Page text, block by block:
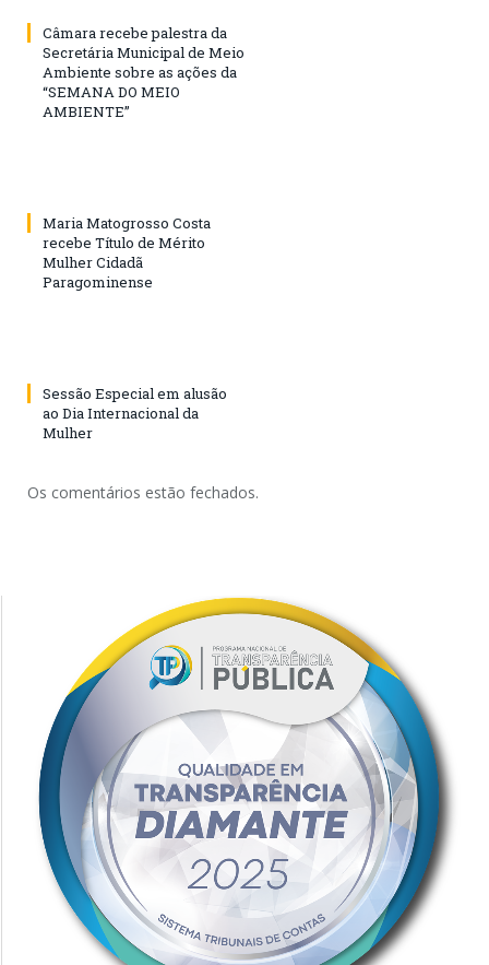
Câmara recebe palestra da
Secretária Municipal de Meio
Ambiente sobre as ações da
“SEMANA DO MEIO
AMBIENTE”
Maria Matogrosso Costa
recebe Título de Mérito
Mulher Cidadã
Paragominense
Sessão Especial em alusão
ao Dia Internacional da
Mulher
Os comentários estão fechados.